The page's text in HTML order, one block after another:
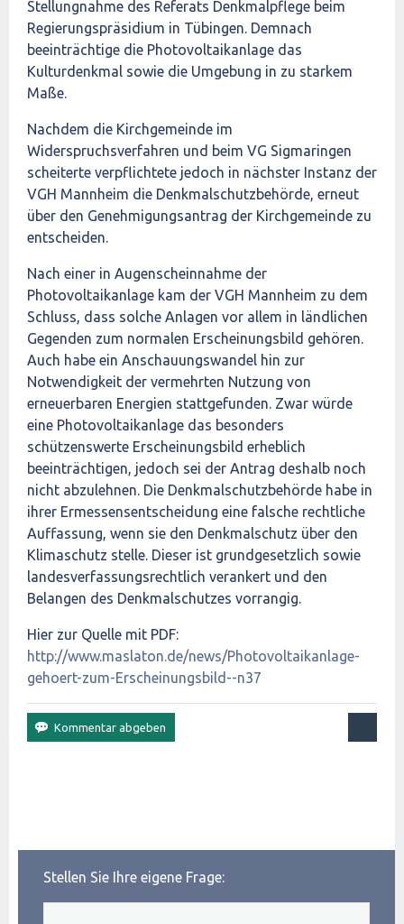
Stellungnahme des Referats Denkmalpflege beim
Regierungspräsidium in Tübingen. Demnach
beeinträchtige die Photovoltaikanlage das
Kulturdenkmal sowie die Umgebung in zu starkem
Maße.
Nachdem die Kirchgemeinde im
Widerspruchsverfahren und beim VG Sigmaringen
scheiterte verpflichtete jedoch in nächster Instanz der
VGH Mannheim die Denkmalschutzbehörde, erneut
über den Genehmigungsantrag der Kirchgemeinde zu
entscheiden.
Nach einer in Augenscheinnahme der
Photovoltaikanlage kam der VGH Mannheim zu dem
Schluss, dass solche Anlagen vor allem in ländlichen
Gegenden zum normalen Erscheinungsbild gehören.
Auch habe ein Anschauungswandel hin zur
Notwendigkeit der vermehrten Nutzung von
erneuerbaren Energien stattgefunden. Zwar würde
eine Photovoltaikanlage das besonders
schützenswerte Erscheinungsbild erheblich
beeinträchtigen, jedoch sei der Antrag deshalb noch
nicht abzulehnen. Die Denkmalschutzbehörde habe in
ihrer Ermessensentscheidung eine falsche rechtliche
Auffassung, wenn sie den Denkmalschutz über den
Klimaschutz stelle. Dieser ist grundgesetzlich sowie
landesverfassungsrechtlich verankert und den
Belangen des Denkmalschutzes vorrangig.
Hier zur Quelle mit PDF:
http://www.maslaton.de/news/Photovoltaikanlage-
gehoert-zum-Erscheinungsbild--n37
Stellen Sie Ihre eigene Frage: